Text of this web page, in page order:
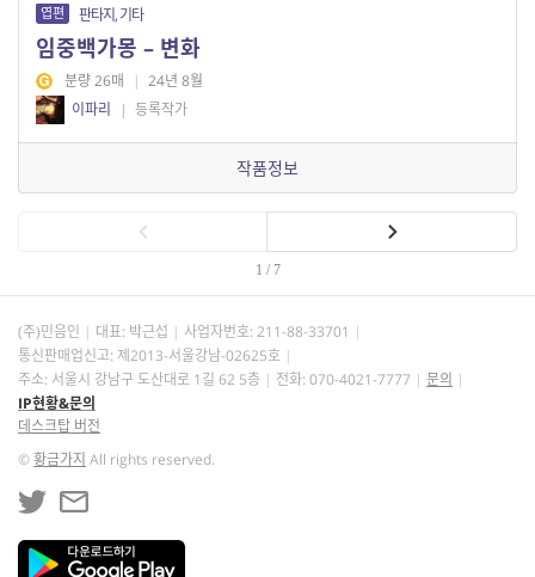
엽편 판타지, 기타
임중백가몽 – 변화
분량 26매 | 24년 8월
이파리
| 등록작가
작품정보
1 / 7
(주)민음인 대표: 박근섭 사업자번호: 211-88-33701
통신판매업신고: 제2013-서울강남-02625호
주소: 서울시 강남구 도산대로 1길 62 5층
전화: 070-4021-7777
문의
IP현황&문의
데스크탑 버전
©황금가지 All rights reserved.